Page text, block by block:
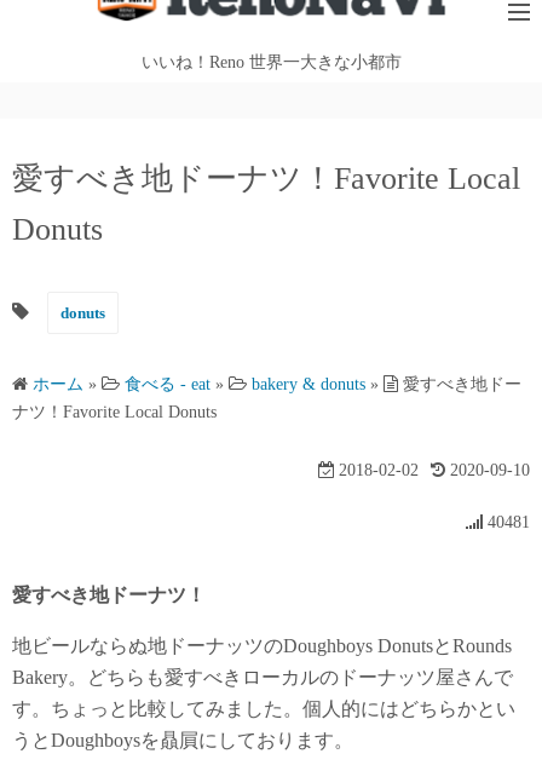
キ
プ
いいね！Reno 世界一大きな小都市
愛すべき地ドーナツ！Favorite Local
Donuts
donuts
ホーム » 食べる - eat » bakery & donuts »
愛すべき地ドー
ナツ！Favorite Local Donuts
2018-02-02 2020-09-10
40481
愛すべき地ドーナツ！
地ビールならぬ地ドーナッツのDoughboys DonutsとRounds
Bakery。どちらも愛すべきローカルのドーナッツ屋さんで
す。ちょっと比較してみました。個人的にはどちらかとい
うとDoughboysを贔屓にしております。